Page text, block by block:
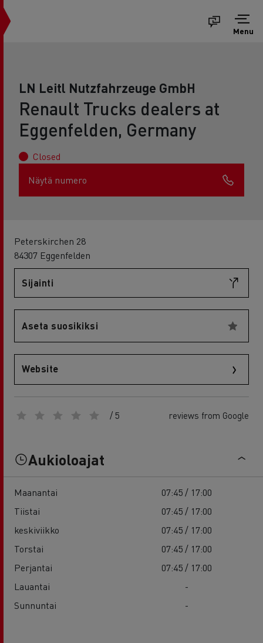
Menu
LN Leitl Nutzfahrzeuge GmbH
Renault Trucks dealers at
Eggenfelden, Germany
Closed
Näytä numero
Peterskirchen 28
84307 Eggenfelden
Sijainti
Aseta suosikiksi
Website
/ 5 reviews from Google
Aukioloajat
Maanantai
07:45 / 17:00
Tiistai
07:45 / 17:00
keskiviikko
07:45 / 17:00
Torstai
07:45 / 17:00
Perjantai
07:45 / 17:00
Lauantai
-
Sunnuntai
-